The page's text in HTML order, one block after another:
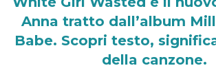
Anna tratto dall’album
Babe. Scopri testo,
della canzone.